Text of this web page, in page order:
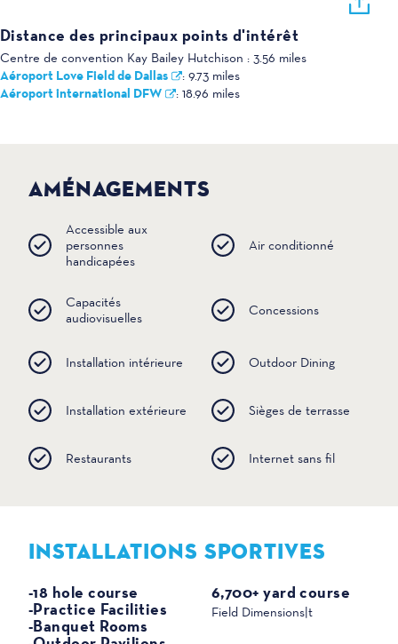
Distance des principaux points d'intérêt
Centre de convention Kay Bailey Hutchison : 3.56 miles
Aéroport Love Field de Dallas : 9.73 miles
Aéroport international DFW : 18.96 miles
AMÉNAGEMENTS
Accessible aux
personnes
handicapées
Air conditionné
Capacités
audiovisuelles
Concessions
Installation intérieure Outdoor Dining
Installation extérieure Sièges de terrasse
Restaurants Internet sans fil
INSTALLATIONS SPORTIVES
SPORTS
-18 hole course
-Practice Facilities
-Banquet Rooms
Field Dimensions|t
6,700+ yard course